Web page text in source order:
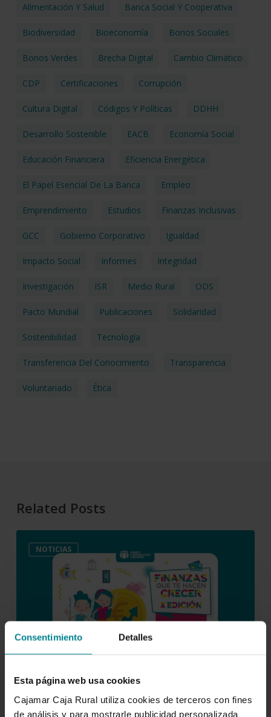
Consentimiento Detalles
Esta página web usa cookies
Cajamar Caja Rural utiliza cookies de terceros con fines
de análisis y para mostrarle publicidad personalizada
Alimentación Y Salud Banca Social Y Cooperativa
Biodiversidad Bioeconomía Bonos Sociales
Bonos Verdes Brecha Digital Cambio Climático
CDP Certificaciones Corrupción
Cultura Digital Códigos Y Políticas DDHH
Desarrollo Sostenible EACB Economía Social
Educación Financiera Eficiencia Energética
El Papel Esencial De La Banca Empleo
Emprendimiento Estudios Finanzas Inclusivas
GCC Gobierno Corporativo Igualdad
Impacto Social Informes Integridad
Investigación ISR Medio Rural ODS
Pacto Mundial Publicaciones Solidaridad
Sostenibilidad Tecnología
Transferencia Del Conocimiento Transparencia
Voluntariado Ética
Related Posts
NOTICIAS
Que
su
y
refuerza
la